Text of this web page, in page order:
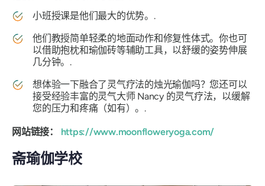
小班授课是他们最大的优势。.
他们教授简单轻柔的地面动作和修复性体式。你也可
以借助抱枕和瑜伽砖等辅助工具，以舒缓的姿势伸展
几分钟。.
想体验一下融合了灵气疗法的烛光瑜伽吗？您还可以
接受经验丰富的灵气大师 Nancy 的灵气疗法，以缓解
您的压力和疼痛（如有）。.
网站链接： https://www.moonfloweryoga.com/
斋瑜伽学校